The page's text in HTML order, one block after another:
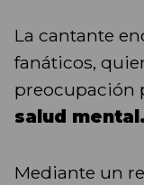
La cantante
fanáticos,
preocupación
salud mental.
Mediante un